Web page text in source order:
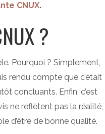
CNUX.
?
Pourquoi ? Simplement,
rendu compte que c’était
concluants. Enfin, c’est
ne reflètent pas la réalité,
d’être de bonne qualité.